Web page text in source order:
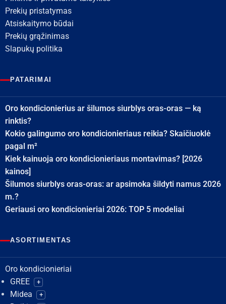
Prekių pristatymas
Atsiskaitymo būdai
Prekių grąžinimas
Slapukų politika
PATARIMAI
Oro kondicionierius ar šilumos siurblys oras-oras — ką
rinktis?
Kokio galingumo oro kondicionieriaus reikia? Skaičiuoklė
pagal m²
Kiek kainuoja oro kondicionieriaus montavimas? [2026
kainos]
Šilumos siurblys oras-oras: ar apsimoka šildyti namus 2026
m.?
Geriausi oro kondicionieriai 2026: TOP 5 modeliai
ASORTIMENTAS
Oro kondicionieriai
GREE
+
Midea +